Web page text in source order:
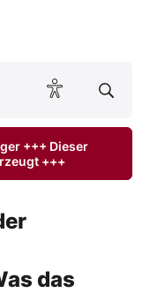
lesen
+++ Dieser
+++
das